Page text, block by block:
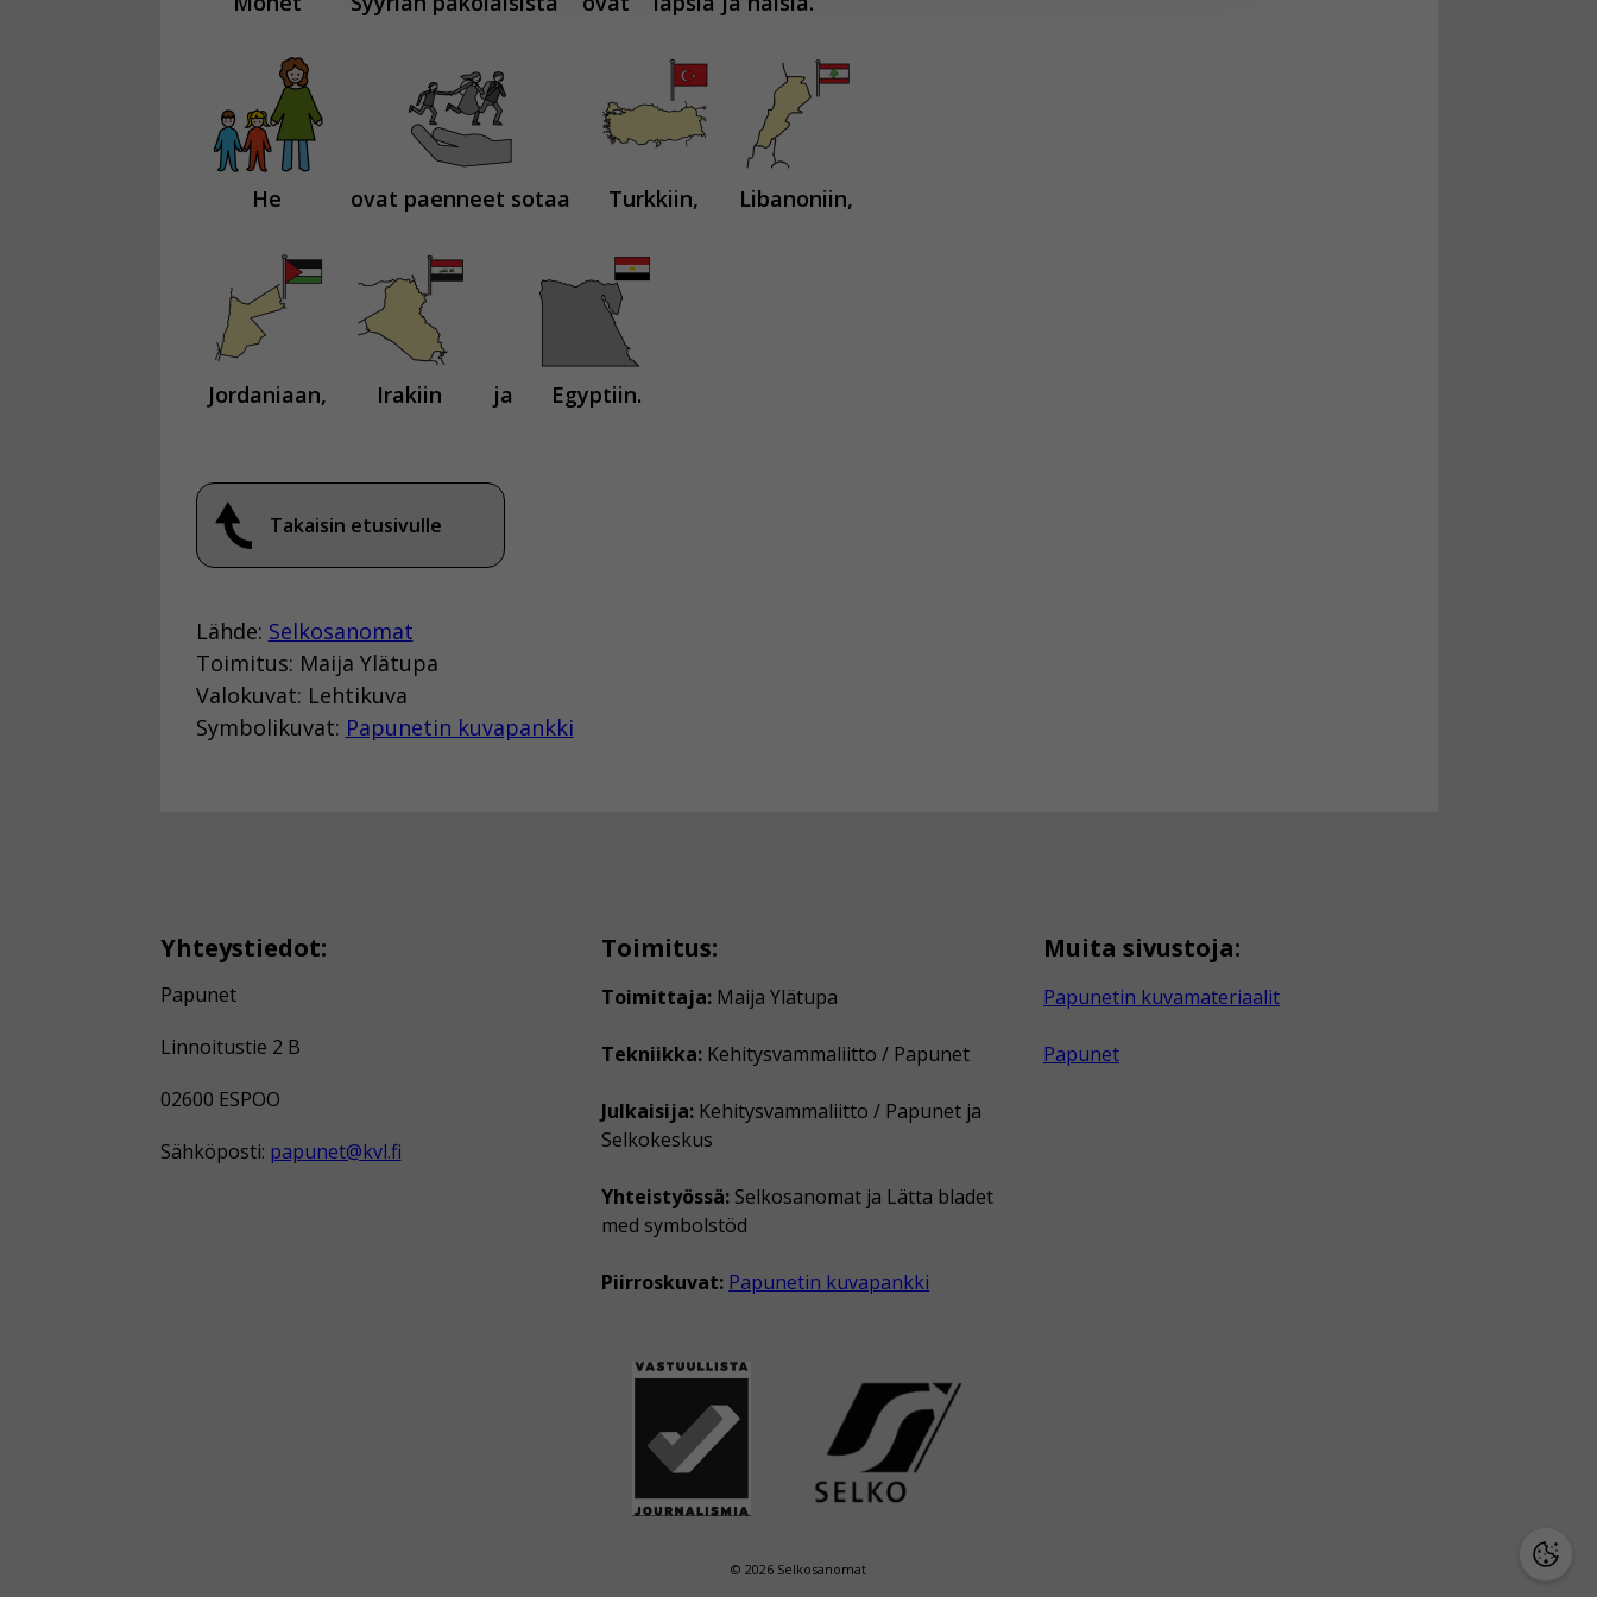
He ovat paenneet sotaa Turkkiin, Libanoniin,
Jordaniaan, Irakiin ja Egyptiin.
Takaisin etusivulle
Lähde: Selkosanomat
Toimitus: Maija Ylätupa
Valokuvat: Lehtikuva
Symbolikuvat: Papunetin kuvapankki
Yhteystiedot:
Papunet
Linnoitustie 2 B
02600 ESPOO
Sähköposti: papunet@kvl.fi
Toimitus:
Toimittaja: Maija Ylätupa
Tekniikka: Kehitysvammaliitto / Papunet
Julkaisija: Kehitysvammaliitto / Papunet ja
Selkokeskus
Yhteistyössä: Selkosanomat ja Lätta bladet
med symbolstöd
Piirroskuvat: Papunetin kuvapankki
Muita sivustoja:
Papunetin kuvamateriaalit
Papunet
© 2026 Selkosanomat
Voit valita, hyväksytkö näiden evästeiden käytön.